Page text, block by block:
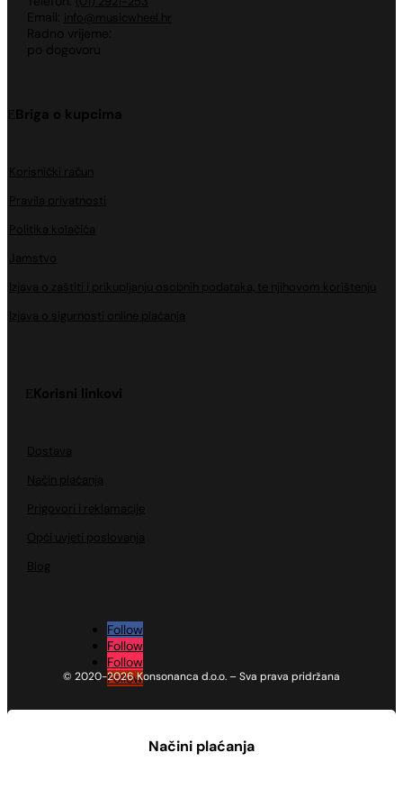
Email: info@musicwheel.hr
Radno vrijeme:
po dogovoru
Briga o kupcima
Korisnički račun
Pravila privatnosti
Politika kolačića
Jamstvo
Izjava o zaštiti i prikupljanju osobnih podataka, te njihovom korištenju
Izjava o sigurnosti online plaćanja
Korisni linkovi
Dostava
Način plaćanja
Prigovori i reklamacije
Opći uvjeti poslovanja
Blog
Follow
Follow
Follow
Follow
© 2020-2026 Konsonanca d.o.o. – Sva prava pridržana
Načini plaćanja